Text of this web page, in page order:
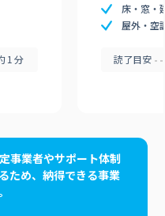
1分
床・窓・
屋外・空
読了目安
事業者やサポート体制
ため、納得できる事業